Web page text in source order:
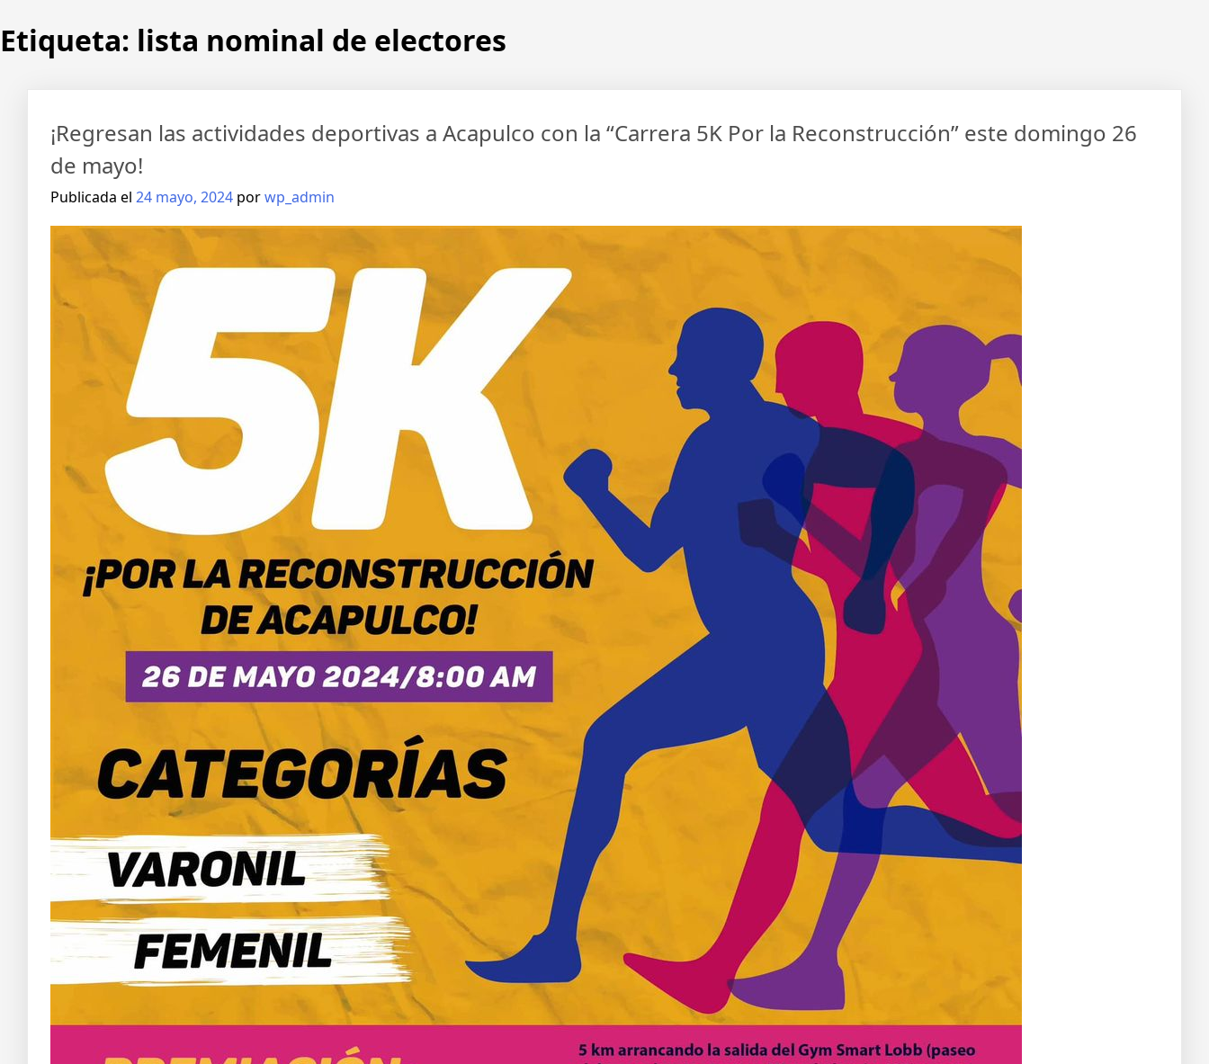
Etiqueta: lista nominal de electores
¡Regresan las actividades deportivas a Acapulco con la “Carrera 5K Por la Reconstrucción” este domingo 26
de mayo!
Publicada el 24 mayo, 2024 porwp_admin